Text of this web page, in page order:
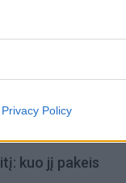
Privacy Policy
kuo jį pakeis